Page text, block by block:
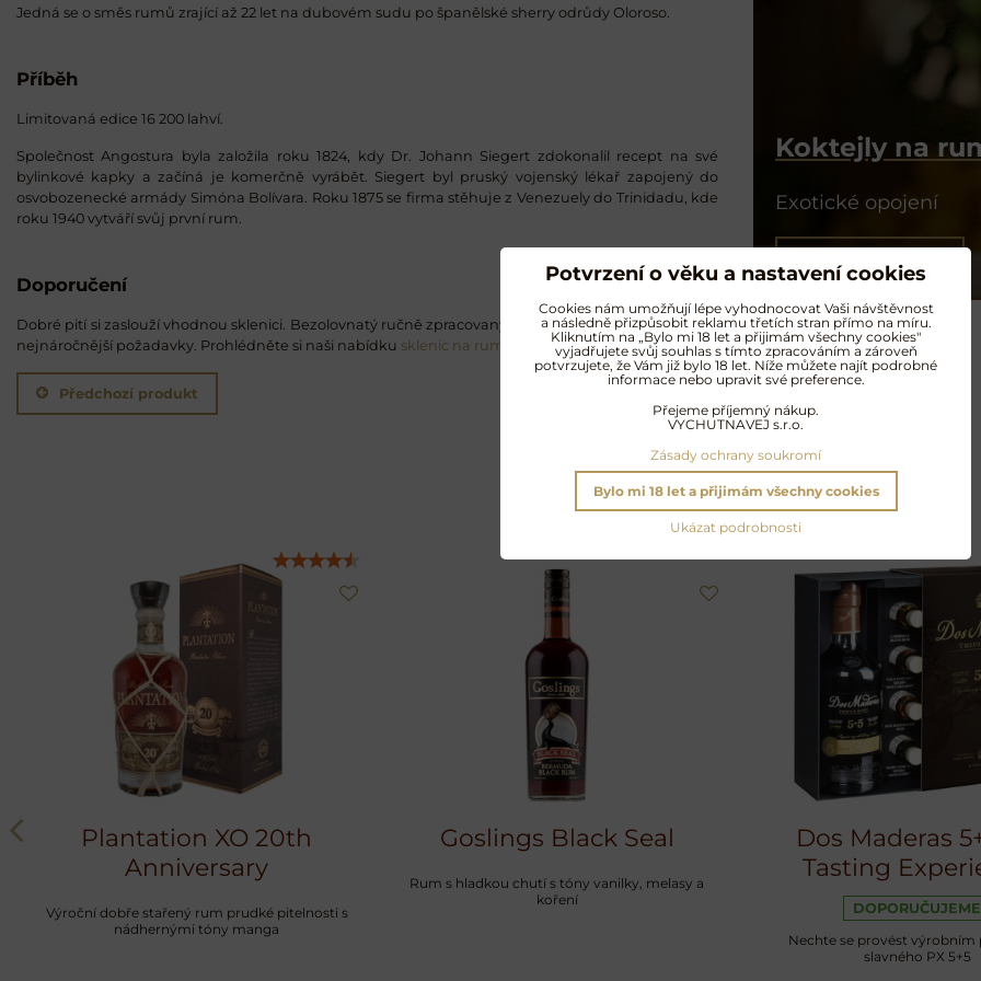
Jedná se o směs rumů zrající až 22 let na dubovém sudu po španělské sherry odrůdy Oloroso.
Příběh
Limitovaná edice 16 200 lahví.
Společnost Angostura byla založila roku 1824, kdy Dr. Johann Siegert zdokonalil recept na své
bylinkové kapky a začíná je komerčně vyrábět. Siegert byl pruský vojenský lékař zapojený do
osvobozenecké armády Simóna Bolívara. Roku 1875 se firma stěhuje z Venezuely do Trinidadu, kde
roku 1940 vytváří svůj první rum.
Doporučení
Dobré pití si zaslouží vhodnou sklenici. Bezolovnatý ručně zpracovaný křišťál od Moseru uspokojí i ty
nejnáročnější požadavky. Prohlédněte si naši nabídku sklenic na rum
Koktejly na
Exotické opojení
Předchozí produkt
Další oblíbené produkty
Plantation XO 20th
Anniversary
Výroční dobře stařený rum prudké pitelnosti s
nádhernými tóny manga
Goslings Black Seal
Rum s hladkou chutí s tóny vanilky, melasy a
koření
Dos Maderas
Tasting
DOPORUČUJEME
Nechte se provést výrobním
slavného PX 5+5
Potvrzení o věku a nastavení cookies
Cookies nám umožňují lépe vyhodnocovat Vaši návštěvnost
a následně přizpůsobit reklamu třetích stran přímo na míru.
Kliknutím na „Bylo mi 18 let a přijimám všechny cookies"
vyjadřujete svůj souhlas s tímto zpracováním a zároveň
potvrzujete, že Vám již bylo 18 let. Níže můžete najít podrobné
informace nebo upravit své preference.
Přejeme příjemný nákup.
VYCHUTNAVEJ s.r.o.
Zásady ochrany soukromí
Ukázat podrobnosti
Bylo mi 18 let a přijimám všechny cookies